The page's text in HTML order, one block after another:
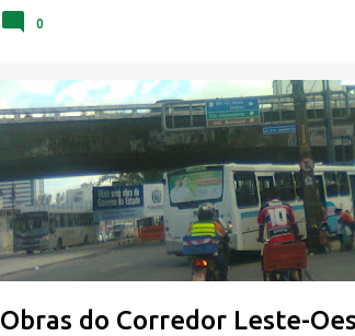
0
Obras do Corredor Leste-